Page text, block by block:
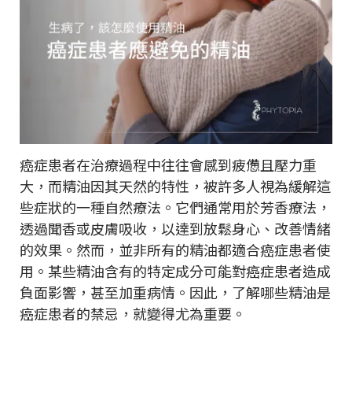
癌症患者在治療過程中往往會感到疲憊且壓力重
大，而精油因其天然的特性，被許多人視為緩解這
些症狀的一種自然療法。它們通常用於芳香療法，
透過聞香或皮膚吸收，以達到放鬆身心、改善情緒
的效果。然而，並非所有的精油都適合癌症患者使
用。某些精油含有的特定成分可能對癌症患者造成
負面影響，甚至加重病情。因此，了解哪些精油是
癌症患者的禁忌，就變得尤為重要。